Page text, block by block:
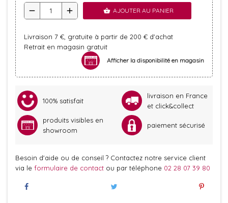
remove add shopping_basket AJOUTER AU PANIER
Livraison 7 €, gratuite à partir de 200 € d'achat
Retrait en magasin gratuit
Afficher la disponibilité en magasin
100% satisfait
livraison en France
et click&collect
produits visibles en
showroom
paiement sécurisé
Besoin d'aide ou de conseil ? Contactez notre service client
via le formulaire de contact ou par téléphone 02 28 07 39 80